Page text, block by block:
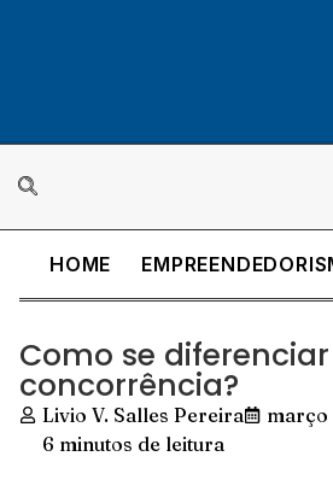
HOME
Como se
concorrência?
Livio V. Salles Pereira
março
6 minutos de leitura